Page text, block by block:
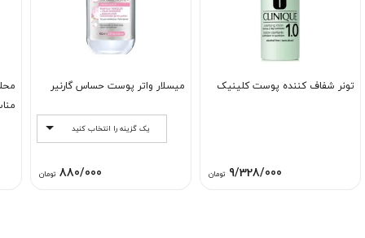
تونر شفاف کننده پوست کلینیک
9/328/000 تومان
میسلار واتر پوست حساس گارنیر
یک گزینه را انتخاب کنید
880/000 تومان